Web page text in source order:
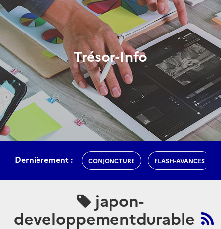
Trésor-Info
Dernièrement : CONJONCTURE FLASH-AVANCES
japon-
developpementdurable